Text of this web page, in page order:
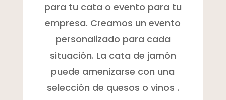
para tu cata o evento para tu
empresa. Creamos un evento
personalizado para cada
situación. La cata de jamón
puede amenizarse con una
selección de quesos o vinos .